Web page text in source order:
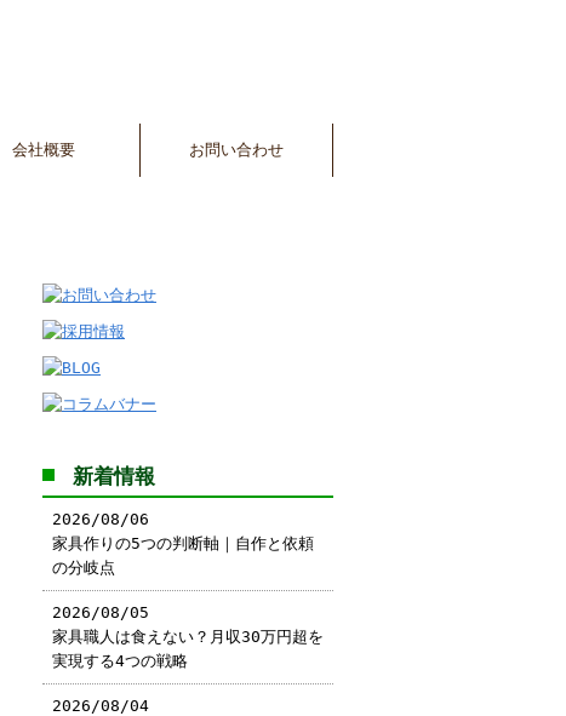
会社概要 お問い合わせ
新着情報
2026/08/06
家具作りの5つの判断軸｜自作と依頼
の分岐点
2026/08/05
家具職人は食えない？月収30万円超を
実現する4つの戦略
2026/08/04